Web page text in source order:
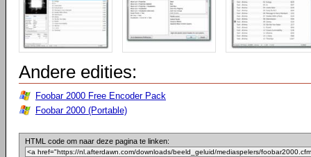
Andere edities:
Foobar 2000 Free Encoder Pack
Foobar 2000 (Portable)
HTML code om naar deze pagina te linken: